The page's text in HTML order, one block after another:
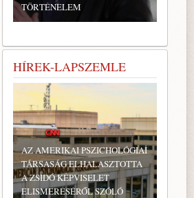
TÖRTÉNELEM
HÍREK-LAPSZEMLE
AZ AMERIKAI PSZICHOLÓGIAI
TÁRSASÁG ELHALASZTOTTA
A ZSIDÓ KÉPVISELET
ELISMERÉSÉRŐL SZÓLÓ